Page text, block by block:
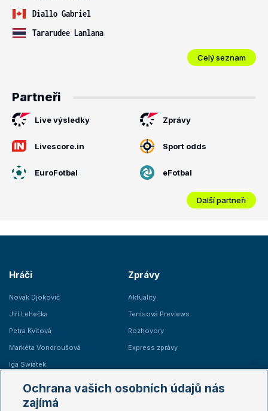
Diallo Gabriel
Tararudee Lanlana
Celý seznam
Partneři
Live výsledky Zprávy
Livescore.in Sport odds
EuroFotbal eFotbal
Další partneři
Hráči
Novak Djokovič
Jiří Lehečka
Petra Kvitová
Markéta Vondroušová
Iga Swiatek
Zprávy
Aktuality
Tenisová Previews
Rozhovory
Express zprávy
Žebříčky
Ochrana vašich osobních údajů nás
zajímá